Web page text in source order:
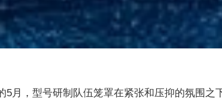
5月，型号研制队伍笼罩在紧张和压抑的氛围